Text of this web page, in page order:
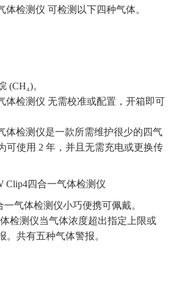
体检测仪 可检测以下四种气体。
(CH₄)。
体检测仪 无需校准或配置，开箱即可
体检测仪是一款所需维护很少的四气
可使用 2 年，并且无需充电或更换传
一气体检测仪小巧便携可佩戴。
检测仪当气体浓度超出指定上限或
。共有五种气体警报。